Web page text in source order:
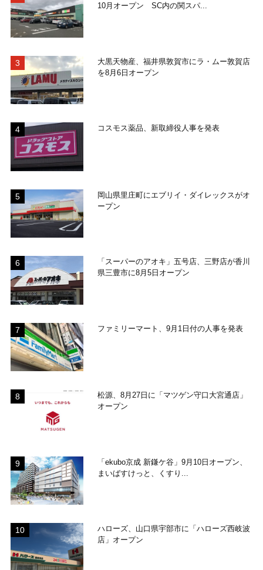
10月オープン SC内の関スパ...
大黒天物産、福井県敦賀市にラ・ムー敦賀店
を8月6日オープン
コスモス薬品、新取締役人事を発表
岡山県里庄町にエブリイ・ダイレックスがオ
ープン
「スーパーのアオキ」五号店、三野店が香川
県三豊市に8月5日オープン
ファミリーマート、9月1日付の人事を発表
松源、8月27日に「マツゲン守口大宮通店」
オープン
「ekubo京成 新鎌ケ谷」9月10日オープン、
まいばすけっと、くすり...
ハローズ、山口県宇部市に「ハローズ西岐波
店」オープン